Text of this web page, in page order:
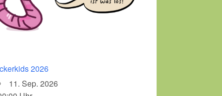
2026
11. Sep. 2026